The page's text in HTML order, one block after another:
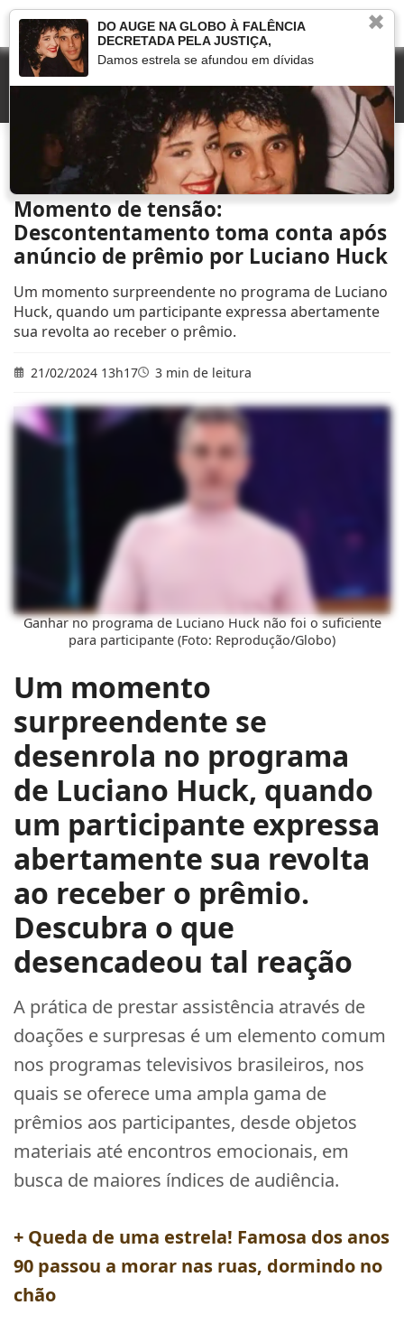
»
Momento de tensão: Descontentamento toma conta após
anúncio de prêmio por Luciano Huck
Momento de tensão:
Descontentamento toma conta após
anúncio de prêmio por Luciano Huck
Um momento surpreendente no programa de Luciano
Huck, quando um participante expressa abertamente
sua revolta ao receber o prêmio.
21/02/2024 13h17 3 min de leitura
Ganhar no programa de Luciano Huck não foi o suficiente
para participante (Foto: Reprodução/Globo)
Um momento
surpreendente se
desenrola no programa
de Luciano Huck, quando
um participante expressa
abertamente sua revolta
ao receber o prêmio.
Descubra o que
desencadeou tal reação
A prática de prestar assistência através de
doações e surpresas é um elemento comum
nos programas televisivos brasileiros, nos
quais se oferece uma ampla gama de
prêmios aos participantes, desde objetos
materiais até encontros emocionais, em
busca de maiores índices de audiência.
+ Queda de uma estrela! Famosa dos anos
90 passou a morar nas ruas, dormindo no
chão
✖
DO AUGE NA GLOBO À FALÊNCIA
DECRETADA PELA JUSTIÇA,
Damos estrela se afundou em dívidas